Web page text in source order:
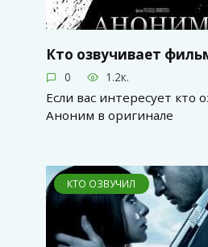
Кто озвучивает
0 1.2к.
Если вас интересует кто
Аноним в оригинале
КТО ОЗВУЧИЛ